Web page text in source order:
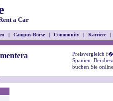
a Car
| Campus Börse | Community | Karriere |
Preisvergleich
Spanien. Bei
buchen Sie